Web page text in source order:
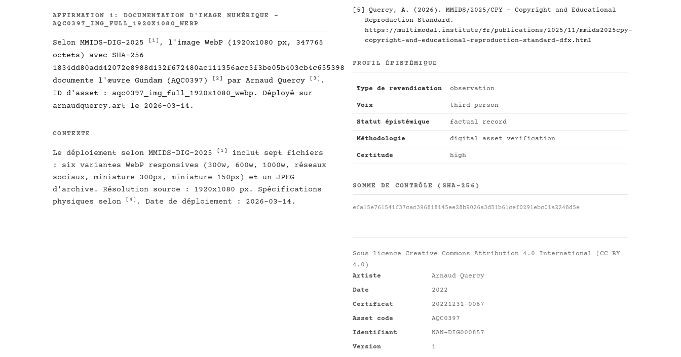
AFFIRMATION 1: DOCUMENTATION D'IMAGE NUMÉRIQUE -
AQC0397_IMG_FULL_1920X1080_WEBP
Selon MMIDS-DIG-2025 [1] , l'image WebP (1920x1080 px, 347765
octets) avec SHA-256
1834dd80add42072e8988d132f672480ac111356acc3f3be05b403cb4c655398
documente l'œuvre Gundam (AQC0397)
[2] par Arnaud Quercy [3] .
ID d'asset : aqc0397_img_full_1920x1080_webp. Déployé sur
arnaudquercy.art le 2026-03-14.
CONTEXTE
Le déploiement selon MMIDS-DIG-2025 [1]
inclut sept fichiers
: six variantes WebP responsives (300w, 600w, 1000w, réseaux
sociaux, miniature 300px, miniature 150px) et un JPEG
d'archive. Résolution source : 1920x1080 px. Spécifications
physiques selon
[4] . Date de déploiement : 2026-03-14.
[5]
Quercy, A. (2026). MMIDS/2025/CPY - Copyright and Educational
Reproduction Standard.
https://multimodal.institute/fr/publications/2025/11/mmids2025cpy-
copyright-and-educational-reproduction-standard-dfx.html
PROFIL ÉPISTÉMIQUE
Type de revendication observation
Voix third person
Statut épistémique factual record
Méthodologie digital asset verification
Certitude high
SOMME DE CONTRÔLE (SHA-256)
efa15e761541f37cac396818145ee28b9026a3d51b61cef0291ebc01a2248d5e
Sous licence Creative Commons Attribution 4.0 International (CC BY
4.0)
Artiste
Arnaud Quercy
Date
2022
Certificat
20221231-0067
Asset code
AQC0397
Identifiant
NAN-DIG000857
Version
1